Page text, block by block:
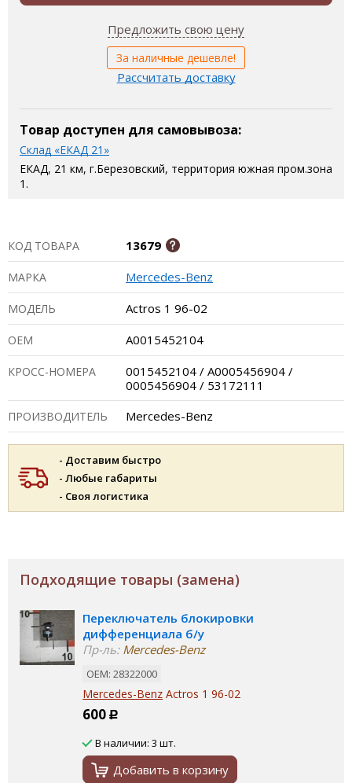
Предложить свою цену
За наличные дешевле!
Рассчитать доставку
Товар доступен для самовывоза:
Склад «ЕКАД 21»
ЕКАД, 21 км, г.Березовский, территория южная пром.зона
1.
КОД ТОВАРА 13679
МАРКА Mercedes-Benz
МОДЕЛЬ Actros 1 96-02
ОЕМ A0015452104
КРОСС-НОМЕРА
0015452104 / A0005456904 /
0005456904 / 53172111
ПРОИЗВОДИТЕЛЬ Mercedes-Benz
- Доставим быстро
- Любые габариты
- Своя логистика
Подходящие товары (замена)
Переключатель блокировки
дифференциала б/у
Пр-ль:Mercedes-Benz
ОЕМ: 28322000
Mercedes-Benz Actros 1 96-02
600 Р
В наличии: 3 шт.
Добавить в корзину